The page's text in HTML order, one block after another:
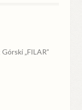
„FILAR”